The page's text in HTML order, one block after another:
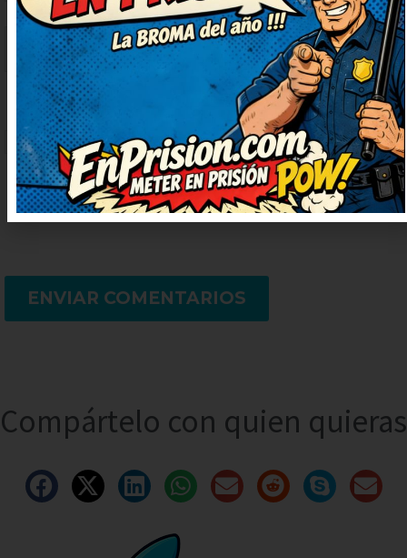
Guarda mi nombre, correo electrónico
y web en este navegador para la
próxima vez que comente.
ENVIAR COMENTARIOS
Compártelo con quien quieras